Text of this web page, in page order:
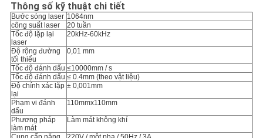
Thông số kỹ thuật chi tiết
Bước sóng laser 1064nm
công suất laser
20 tuần
Tốc độ lặp lại
laser
20kHz-60kHz
Độ rộng đường
tối thiểu
0,01 mm
Tốc độ đánh dấu ≤10000mm / s
Tốc độ đánh dấu ≤ 0.4mm (theo vật liệu)
Độ chính xác lặp
lại
± 0,001mm
Phạm vi đánh
dấu
110mmx110mm
Phương pháp
làm mát
Làm mát không khí